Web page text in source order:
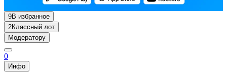
9В избранное
2Классный лот
Модератору
0
Инфо